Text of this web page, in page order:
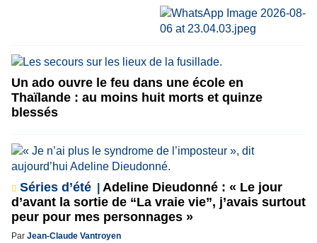
Un ado ouvre le feu dans une école en
Thaïlande : au moins huit morts et quinze
blessés
Séries d’été
Adeline Dieudonné : « Le jour
d’avant la sortie de “La vraie vie”, j’avais surtout
peur pour mes personnages »
Par Jean-Claude Vantroyen